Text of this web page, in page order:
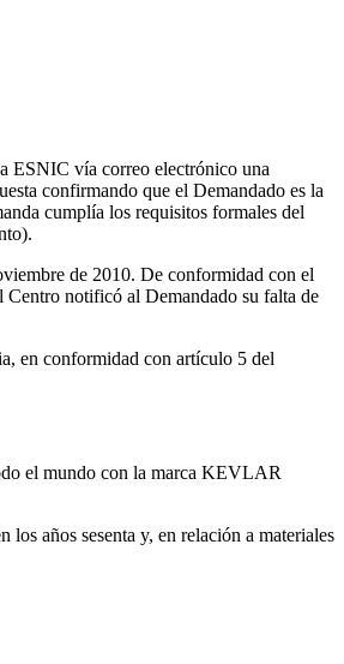
ESNIC vía correo electrónico una
confirmando que el Demandado es la
cumplía los requisitos formales del
de 2010. De conformidad con el
Centro notificó al Demandado su falta de
en conformidad con artículo 5 del
el mundo con la marca KEVLAR
años sesenta y, en relación a materiales